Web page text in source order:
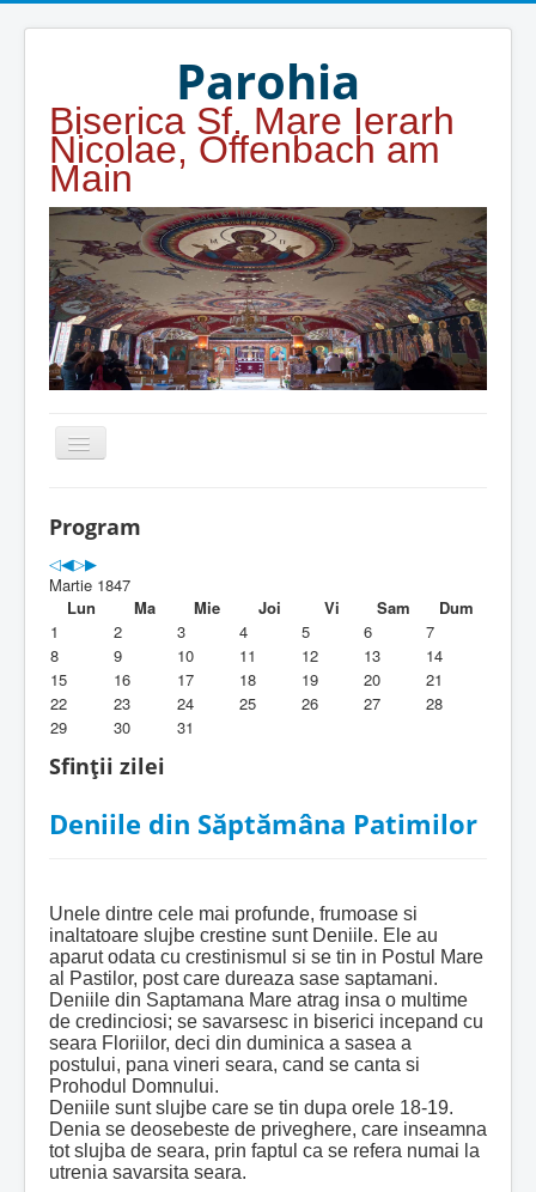
Parohia
Biserica Sf. Mare Ierarh
Nicolae, Offenbach am
Main
Duhovnicesti
Servicii religioase
Alte legaturi
Biblioteca Parohiei
Foaia Parohiei
Activitati copii si tineri
Program
Martie 1847
Lun
Ma Mie Joi Vi Sam
Dum
1
2 3 4 5 6
7
8
9 10 11 12 13
14
15
16 17 18 19 20
21
22
23 24 25 26 27
28
29
30 31
Sfinții zilei
Deniile din Săptămâna Patimilor
Unele dintre cele mai profunde, frumoase si
inaltatoare slujbe crestine sunt Deniile. Ele au
aparut odata cu crestinismul si se tin in Postul Mare
al Pastilor, post care dureaza sase saptamani.
Deniile din Saptamana Mare atrag insa o multime
de credinciosi; se savarsesc in biserici incepand cu
seara Floriilor, deci din duminica a sasea a
postului, pana vineri seara, cand se canta si
Prohodul Domnului.
Deniile sunt slujbe care se tin dupa orele 18-19.
Denia se deosebeste de priveghere, care inseamna
tot slujba de seara, prin faptul ca se refera numai la
utrenia savarsita seara.